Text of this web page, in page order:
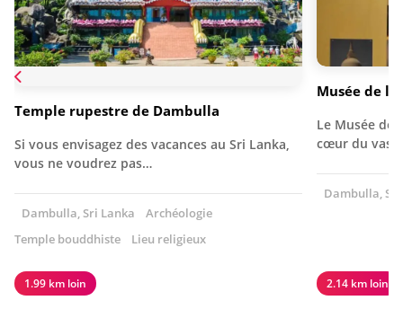
Temple rupestre de Dambulla
Si vous envisagez des vacances au Sri Lanka,
vous ne voudrez pas…
Dambulla, Sri Lanka
Archéologie
Temple bouddhiste
Lieu religieux
1.99 km loin
Musée de
Le Musée de
cœur du
Dambulla, Sri
2.14 km loin